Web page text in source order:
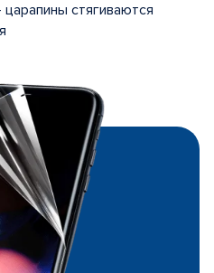
стягиваются